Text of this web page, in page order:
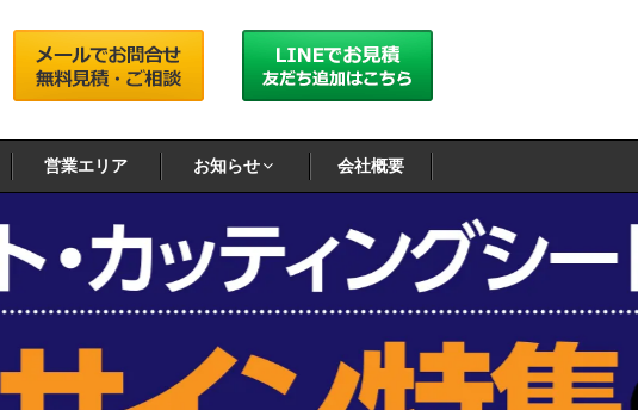
営業エリア お知らせ 会社概要